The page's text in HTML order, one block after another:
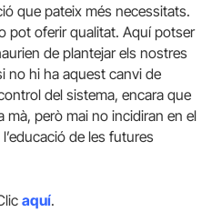
que pateix més necessitats.
pot oferir qualitat. Aquí potser
de plantejar els nostres
no hi ha aquest canvi de
del sistema, encara que
mà, però mai no incidiran en el
de les futures
aquí.